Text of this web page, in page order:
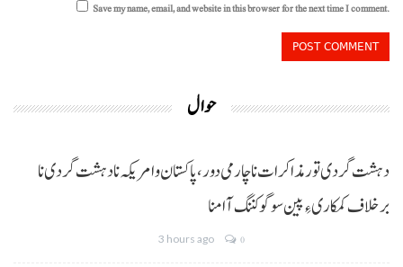
Save my name, email, and website in this browser for the next time I comment.
حوال
دہشت گردی تور مذاکرات نا چارمی دور،پاکستان و امریکہ نا دہشت گردی نا
برخلاف کمکاری ءِ پین سوگو کننگ آ امنا
3 hours ago 0